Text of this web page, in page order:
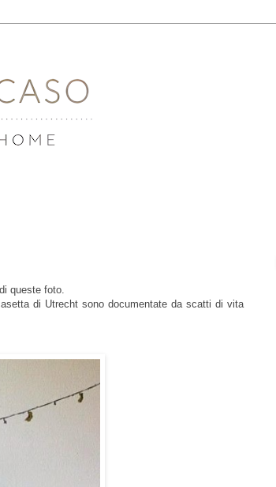
queste foto.
di Utrecht sono documentate da scatti di vita